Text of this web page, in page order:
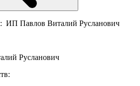
ИП Павлов Виталий Русланович
Русланович